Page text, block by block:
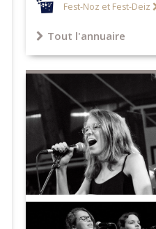
Fest-Noz et Fest-Deiz
Tout l'annuaire